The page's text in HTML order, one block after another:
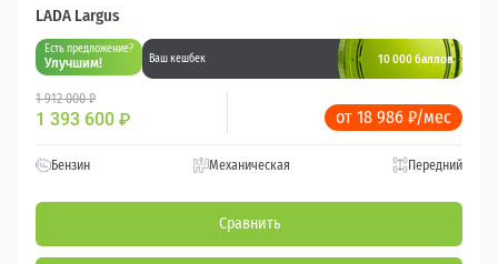
LADA Largus
Есть предложение?
Улучшим! Ваш кешбек 10 000 баллов
1 912 000 ₽
1 393 600 ₽ от 18 986 ₽/мес
Бензин Механическая Передний
Сравнить